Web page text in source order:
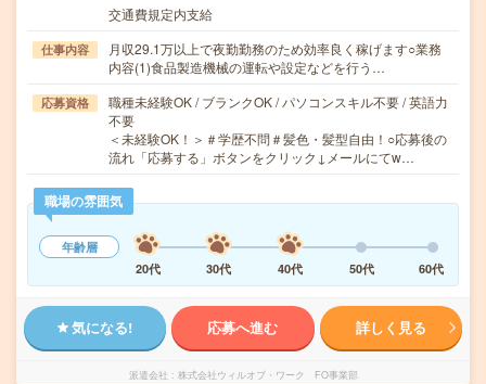
交通費規定内支給
仕事内容
月収29.1万以上で夜勤勤務のため効率良く稼げます○業務
内容(1)食品製造機械の運転や設定などを行う…
応募資格
職種未経験OK / ブランクOK / パソコンスキル不要 / 英語力
不要
＜未経験OK！＞＃学歴不問＃髪色・髪型自由！○応募後の
流れ「応募する」ボタンをクリック↓メールにてw…
職場の雰囲気
年齢層
20代
30代 40代 50代 60代
気になる! 応募へ進む 詳しく見る
派遣会社 株式会社ウィルオブ・ワーク FO事業部